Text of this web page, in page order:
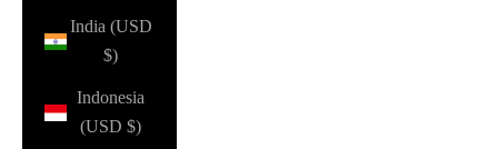
India (USD
$)
Indonesia
(USD $)